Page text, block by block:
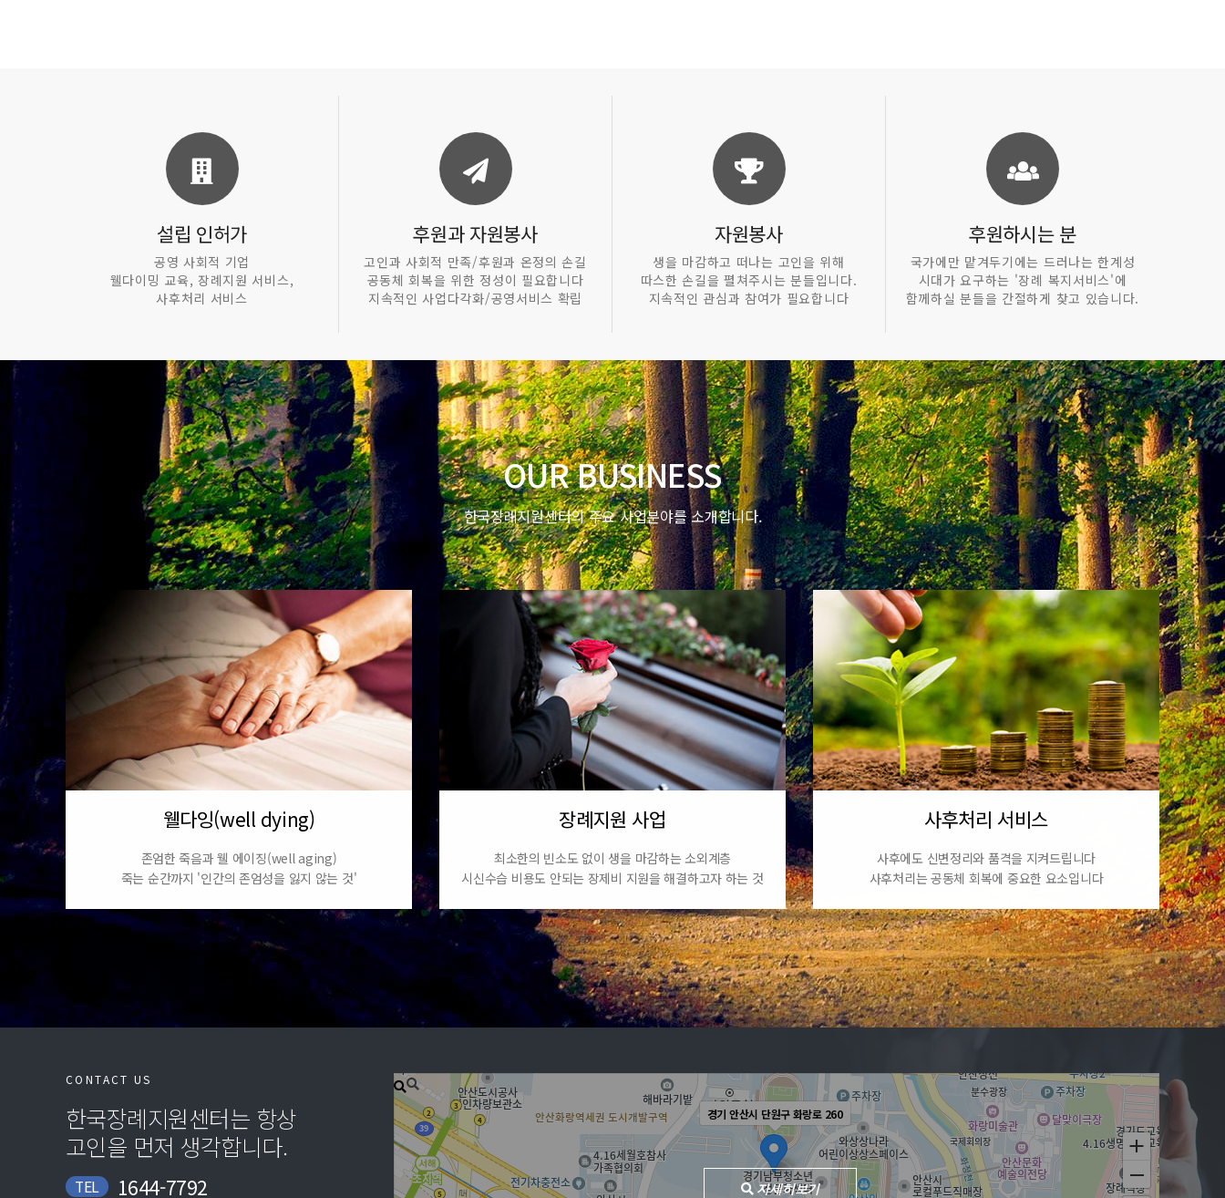
설립 인허가
공영 사회적 기업
웰다이밍 교육, 장례지원 서비스,
사후처리 서비스
후원과 자원봉사
고인과 사회적 만족/후원과 온정의 손길
공동체 회복을 위한 정성이 필요합니다
지속적인 사업다각화/공영서비스 확립
자원봉사
생을 마감하고 떠나는 고인을 위해
따스한 손길을 펼쳐주시는 분들입니다.
지속적인 관심과 참여가 필요합니다
후원하시는 분
국가에만 맡겨두기에는 드러나는 한계성
시대가 요구하는 '장례 복지서비스'에
함께하실 분들을 간절하게 찾고 있습니다.
OUR BUSINESS
한국장례지원센터의 주요 사업분야를 소개합니다.
웰다잉(well dying)
존엄한 죽음과 웰 에이징(well aging)
죽는 순간까지 '인간의 존엄성을 잃지 않는 것'
장례지원 사업
최소한의 빈소도 없이 생을 마감하는 소외계층
시신수습 비용도 안되는 장제비 지원을 해결하고자 하는 것
사후처리 서비스
사후에도 신변정리와 품격을 지켜드립니다
사후처리는 공동체 회복에 중요한 요소입니다
CONTACT US
한국장례지원센터는 항상
고인을 먼저 생각합니다.
TEL 1644-7792
경기 안산시 단원구 화랑로 260
자세히보기